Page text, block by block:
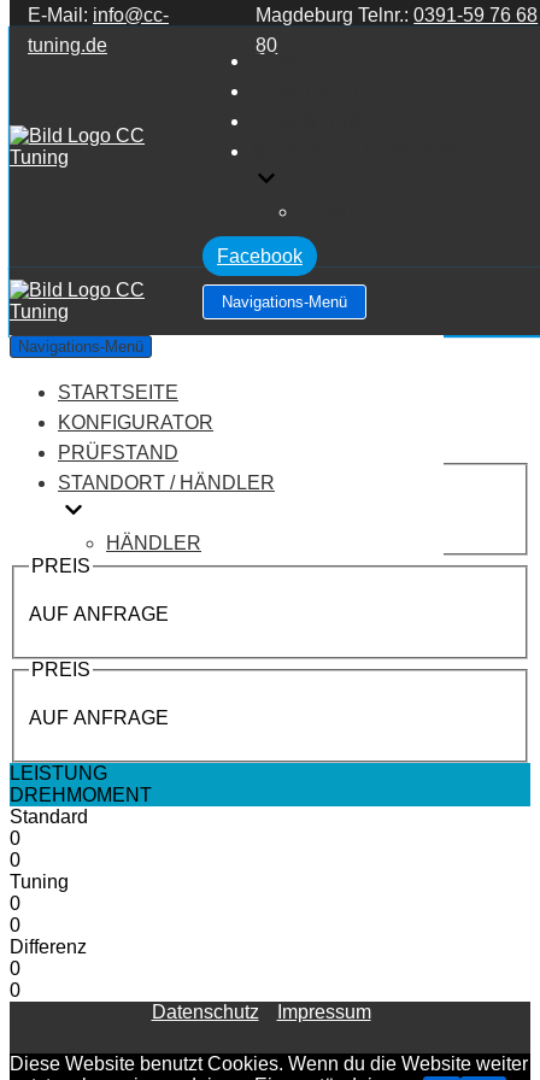
Zum Inhalt springen
E-Mail: info@cc-
tuning.de
Magdeburg Telnr.:0391-59 76 68
80
STARTSEITE
Facebook
Navigations-Menü
Navigations-Menü
STARTSEITE
KONFIGURATOR
PRÜFSTAND
STANDORT / HÄNDLER
HÄNDLER
Audi A6 C7 2.0 TDI
Leistung:177 PS
Drehmoment: 380 NM
Motortyp:Diesel
PREIS
AUF ANFRAGE
PREIS
AUF ANFRAGE
PREIS
AUF ANFRAGE
LEISTUNG
DREHMOMENT
Standard
0
0
Tuning
0
0
Differenz
0
0
Datenschutz
Impressum
Diese Website benutzt Cookies. Wenn du die Website weiter